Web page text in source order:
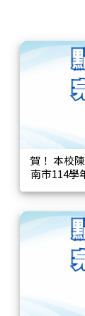
賀！ 本校
南市114學